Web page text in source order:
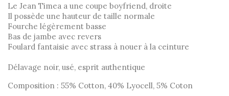
Le Jean Timea a une coupe boyfriend, droite
Il possède une hauteur de taille normale
Fourche légèrement basse
Bas de jambe avec revers
Foulard fantaisie avec strass à nouer à la ceinture
Délavage noir, usé, esprit authentique
Composition : 55% Cotton, 40% Lyocell, 5% Coton